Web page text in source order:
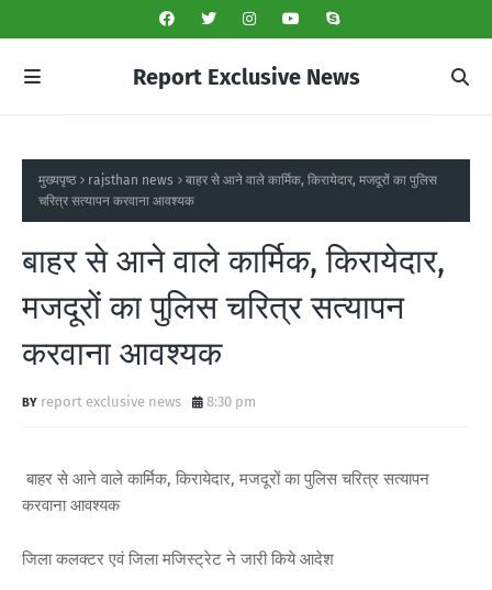
Report Exclusive News
मुख्यपृष्ठ rajsthan news
बाहर से आने वाले कार्मिक, किरायेदार, मजदूरों का पुलिस
चरित्र सत्यापन करवाना आवश्यक
बाहर से आने वाले कार्मिक, किरायेदार,
मजदूरों का पुलिस चरित्र सत्यापन
करवाना आवश्यक
report exclusive news 8:30 pm
बाहर से आने वाले कार्मिक, किरायेदार, मजदूरों का पुलिस चरित्र सत्यापन
करवाना आवश्यक
जिला कलक्टर एवं जिला मजिस्ट्रेट ने जारी किये आदेश